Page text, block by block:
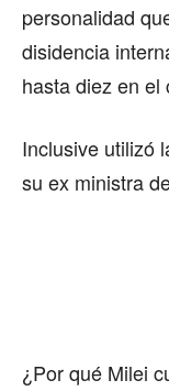
personalidad
disidencia
hasta diez en el
Inclusive utilizó
su ex ministra
¿Por qué Milei